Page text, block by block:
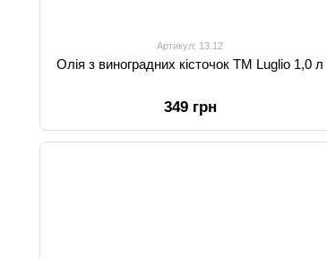
Артикул: 13.12
Олія з виноградних кісточок TM Luglio 1,0 л
349 грн